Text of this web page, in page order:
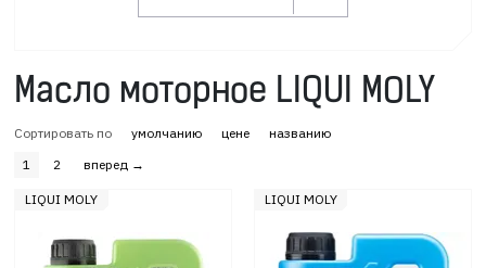
Масло моторное LIQUI MOLY
Сортировать по умолчанию цене
названию
1
2 вперед →
LIQUI MOLY LIQUI MOLY